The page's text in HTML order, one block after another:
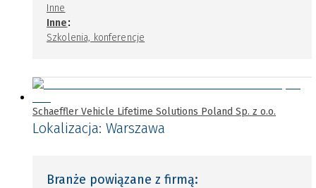
Inne
Inne:
Szkolenia, konferencje
Schaeffler Vehicle Lifetime Solutions Poland Sp. z o.o.
Lokalizacja: Warszawa
Branże powiązane z firmą: